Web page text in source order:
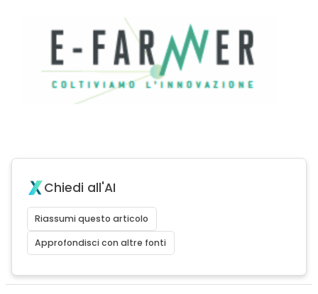
Chiedi all'AI
Riassumi questo articolo
Approfondisci con altre fonti